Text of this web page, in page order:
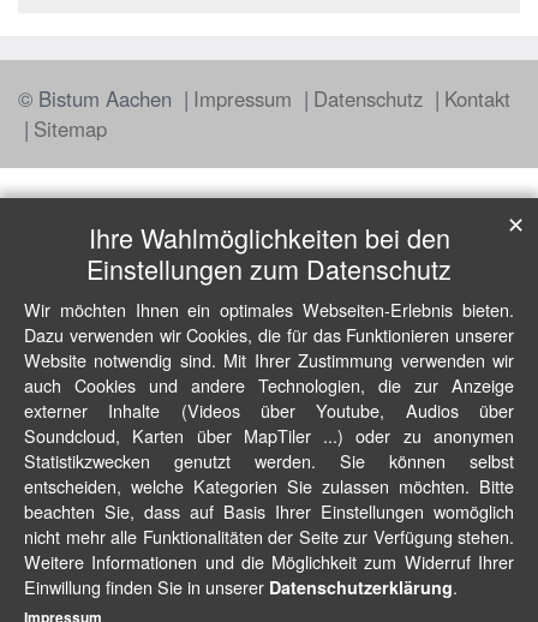
© Bistum Aachen Impressum Datenschutz
Kontakt
Sitemap
Ihre Wahlmöglichkeiten bei den
Einstellungen zum Datenschutz
Wir möchten Ihnen ein optimales Webseiten-Erlebnis bieten.
Dazu verwenden wir Cookies, die für das Funktionieren unserer
Website notwendig sind. Mit Ihrer Zustimmung verwenden wir
auch Cookies und andere Technologien, die zur Anzeige
externer Inhalte (Videos über Youtube, Audios über
Soundcloud, Karten über MapTiler ...) oder zu anonymen
Statistikzwecken genutzt werden. Sie können selbst
entscheiden, welche Kategorien Sie zulassen möchten. Bitte
beachten Sie, dass auf Basis Ihrer Einstellungen womöglich
nicht mehr alle Funktionalitäten der Seite zur Verfügung stehen.
Weitere Informationen und die Möglichkeit zum Widerruf Ihrer
Einwillung finden Sie in unserer Datenschutzerklärung.
✕
Impressum